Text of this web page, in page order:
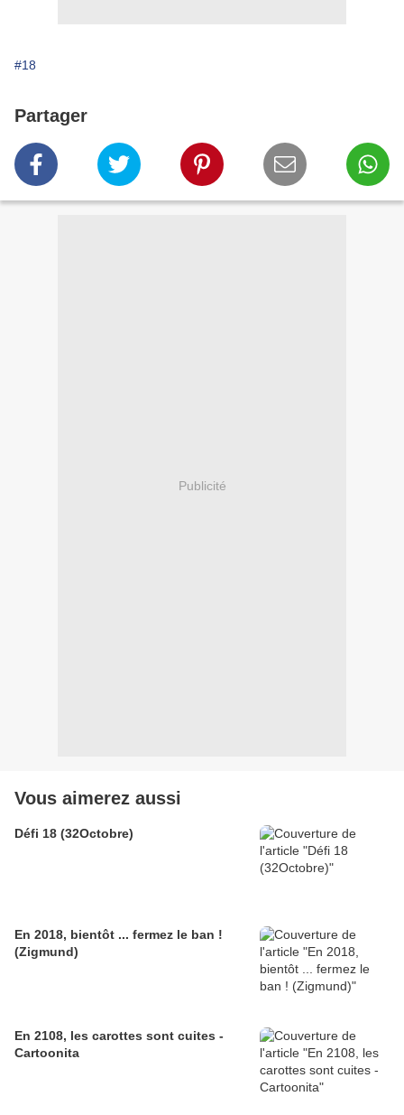
#18
Partager
Publicité
Vous aimerez aussi
Défi 18 (32Octobre)
En 2018, bientôt ... fermez le ban !
(Zigmund)
En 2108, les carottes sont cuites -
Cartoonita